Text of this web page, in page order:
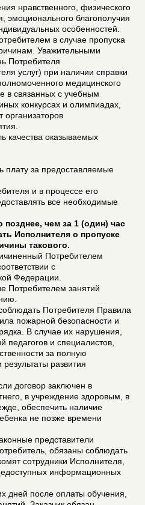
нравственного, физического
эмоционального благополучия
особенностей.
в случае пропуска
Уважительными
Потребителя
услуг) при наличии справки
медицинского
в связанных с учебным
конкурсах и олимпиадах,
организаторов
качества оказываемых
плату за предоставляемые
и в процессе его
все необходимые
позднее, чем за 1 (один) час
Исполнителя о пропуске
такового.
Потребителем
с
Федерации.
Потребителем занятий
Потребителя Правила
пожарной безопасности и
В случае их нарушения,
и специалистов,
за полную
развития
договор заключен в
в учреждение здоровым, в
обеспечить наличие
не позже времени
представители
обязаны соблюдать
сотрудники Исполнителя,
информационных
дней после оплаты обучения,